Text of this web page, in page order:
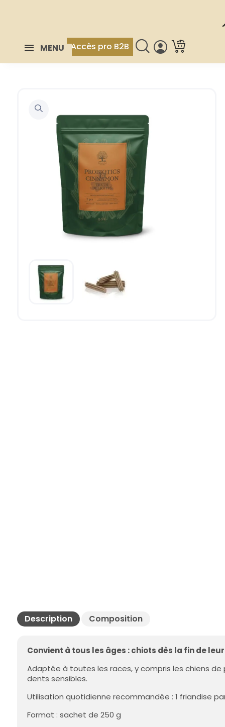
MENU Accès pro B2B
Description Composition
Convient à tous les âges : chiots dès la fin de
Adaptée à toutes les races, y compris les chiens
dents sensibles.
Utilisation quotidienne recommandée : 1 friandise
Format : sachet de 250 g